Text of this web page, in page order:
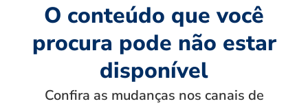
O conteúdo que você
procura pode não estar
disponível
Confira as mudanças nos canais de